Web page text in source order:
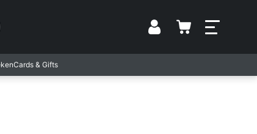
Vestiging
Cards & Gifts